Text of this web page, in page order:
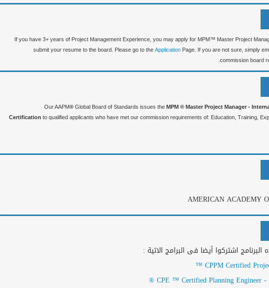
If you have 3+ years of Project Management Experience, you may apply for MPM™ Master Project
submit your resume to the board. Please go to the Application Page. If you are not sure, simply
commission board
Our AAPM® Global Board of Standards issues the MPM ® Master Project Manager -
Certification to qualified applicants who have met our commission requirements of: Education, Training,
AMERICAN ACADEMY
اشتركوا أيضا فى البرامج الاتية :
CPPM Certified
CPE ™ Certified Planning Engineer -